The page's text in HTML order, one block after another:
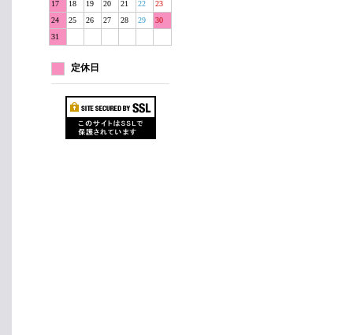
17 18 19 20 21 22
23
24
25 26 27 28 29
30
31
定休日